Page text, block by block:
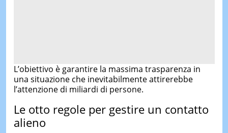
L’obiettivo è garantire la massima trasparenza in
una situazione che inevitabilmente attirerebbe
l’attenzione di miliardi di persone.
Le otto regole per gestire un contatto
alieno